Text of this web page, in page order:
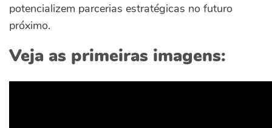
potencializem parcerias estratégicas no futuro
próximo.
Veja as primeiras imagens: